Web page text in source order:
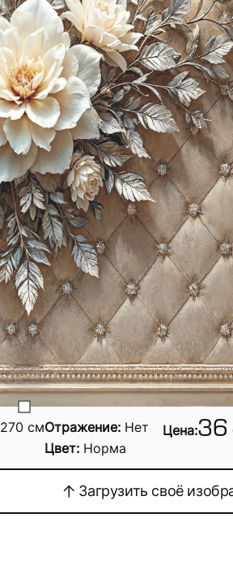
270 смОтражение: Нет
Цвет: Норма
Цена:36
Загрузить своё